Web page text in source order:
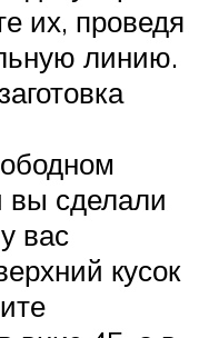
их, проведя
линию.
вы сделали
вас
кусок